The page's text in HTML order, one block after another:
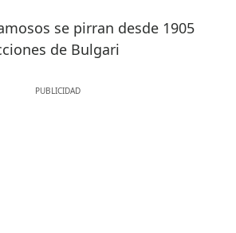
se pirran desde 1905
de Bulgari